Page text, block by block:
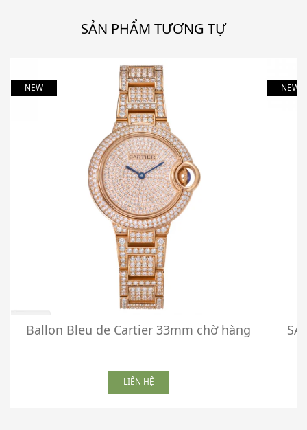
SẢN PHẨM TƯƠNG TỰ
NEW
Ballon Bleu de Cartier 33mm chờ hàng
LIÊN HỆ
NEW